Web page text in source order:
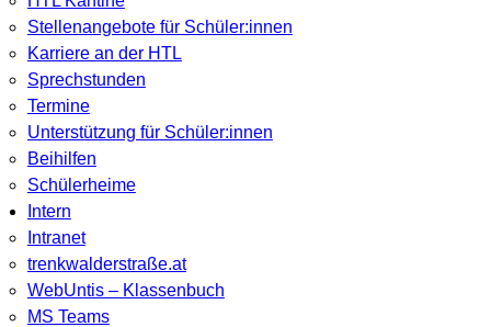
Stellenangebote für Schüler:innen
Karriere an der HTL
Sprechstunden
Termine
Unterstützung für Schüler:innen
Beihilfen
Schülerheime
Intern
Intranet
trenkwalderstraße.at
WebUntis – Klassenbuch
MS Teams